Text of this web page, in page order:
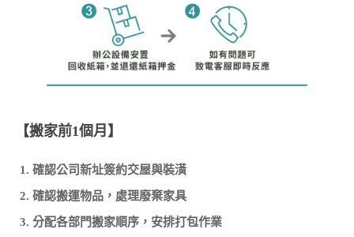
【搬家前1個月】
確認公司新址簽約交屋與裝潢
確認搬運物品，處理廢棄家具
分配各部門搬家順序，安排打包作業